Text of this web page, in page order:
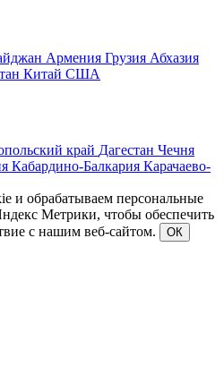
Армения Грузия Абхазия
Китай США
край Дагестан Чечня
Кабардино-Балкария Карачаево-
и обрабатываем персональные
Метрики, чтобы обеспечить
с нашим веб-сайтом.
ОК